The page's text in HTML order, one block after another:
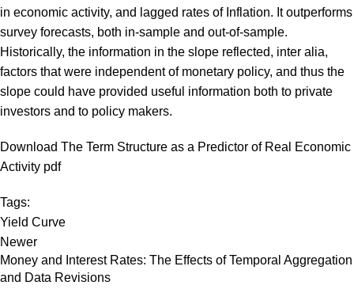
in economic activity, and lagged rates of Inflation. It outperforms
survey forecasts, both in-sample and out-of-sample.
Historically, the information in the slope reflected, inter alia,
factors that were independent of monetary policy, and thus the
slope could have provided useful information both to private
investors and to policy makers.
Download The Term Structure as a Predictor of Real Economic
Activity pdf
Tags:
Yield Curve
Newer
Money and Interest Rates: The Effects of Temporal Aggregation
and Data Revisions